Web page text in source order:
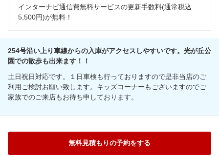
インターナビ通信費無料サービスの更新手数料(通常税込
5,500円)が無料！
254号沿い上り車線からの入庫がアクセスしやすいです。光が丘公
園での散歩も出来ます！！
土日祝日対応です。１日車検も行っておりますので是非当店のご
利用ご検討お願い致します。キッズコーナーもございますのでご
家族でのご来店もお待ち申しております。
無料見積もりの予約をする